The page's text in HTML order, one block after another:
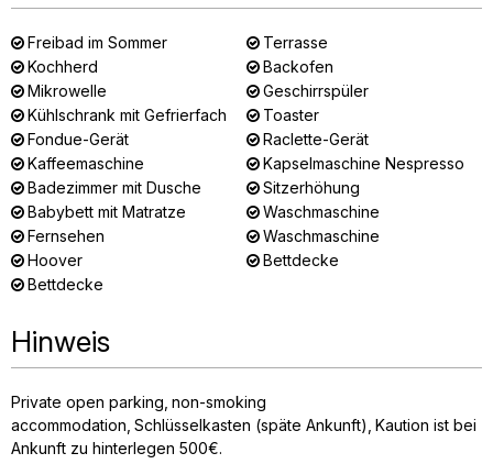
Freibad im Sommer
Terrasse
Kochherd
Backofen
Mikrowelle
Geschirrspüler
Kühlschrank mit Gefrierfach
Toaster
Fondue-Gerät
Raclette-Gerät
Kaffeemaschine
Kapselmaschine Nespresso
Badezimmer mit Dusche
Sitzerhöhung
Babybett mit Matratze
Waschmaschine
Fernsehen
Waschmaschine
Hoover
Bettdecke
Bettdecke
Hinweis
Private open parking non-smoking
accommodation Schlüsselkasten (späte Ankunft) Kaution ist bei
Ankunft zu hinterlegen 500€